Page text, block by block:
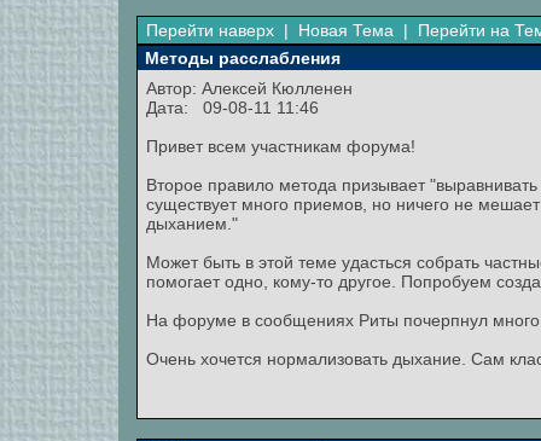
Перейти наверх | Новая Тема | Перейти на
Методы расслабления
Автор: Алексей Кюлленен
Дата: 09-08-11 11:46
Привет всем участникам форума!
Второе правило метода призывает
существует много приемов, но ничего не
дыханием."
Может быть в этой теме удасться собрать
помогает одно, кому-то другое. Попробуем
На форуме в сообщениях Риты почерпнул
Очень хочется нормализовать дыхание. Сам